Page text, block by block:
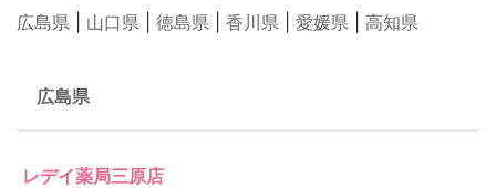
広島県 山口県 徳島県 香川県 愛媛県 高知県
広島県
レデイ薬局三原店